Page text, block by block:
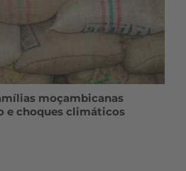
moçambicanas
e choques climáticos